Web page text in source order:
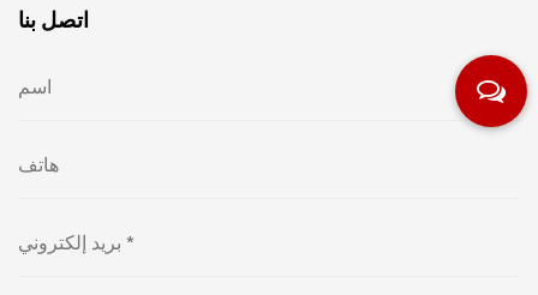
اتصل بنا